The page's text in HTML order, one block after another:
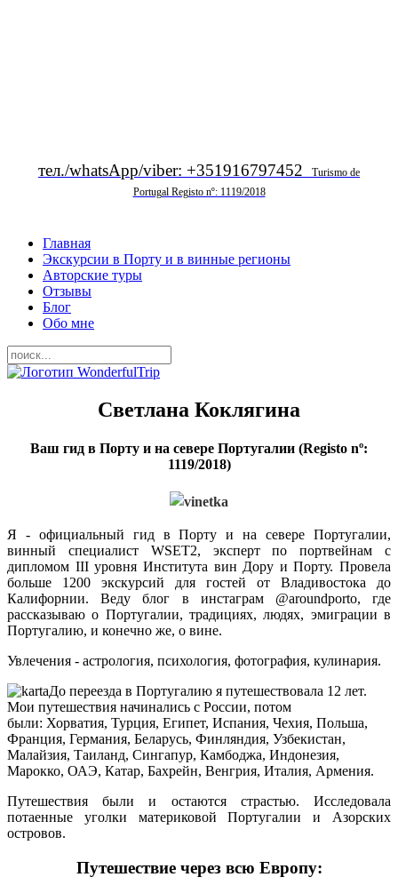
тел./whatsApp/viber: +351916797452
Turismo de
Portugal Registo nº: 1119/2018
Главная
Экскурсии в Порту и в винные регионы
Авторские туры
Отзывы
Блог
Обо мне
Светлана Коклягина
Ваш гид в Порту и на севере Португалии (Registo nº:
1119/2018)
Я - официальный гид в Порту и на севере Португалии,
винный специалист WSET2, эксперт по портвейнам с
дипломом III уровня Института вин Дору и Порту. Провела
больше 1200 экскурсий для гостей от Владивостока до
Калифорнии. Веду блог в инстаграм @aroundporto, где
рассказываю о Португалии, традициях, людях, эмиграции в
Португалию, и конечно же, о вине.
Увлечения - астрология, психология, фотография, кулинария.
До переезда в Португалию я путешествовала 12 лет.
Мои путешествия начинались с России, потом
были: Хорватия, Турция, Египет, Испания, Чехия, Польша,
Франция, Германия, Беларусь, Финляндия, Узбекистан,
Малайзия, Таиланд, Сингапур, Камбоджа, Индонезия,
Марокко, ОАЭ, Катар, Бахрейн, Венгрия, Италия, Армения.
Путешествия были и остаются страстью. Исследовала
потаенные уголки материковой Португалии и Азорских
островов.
Путешествие через всю Европу: